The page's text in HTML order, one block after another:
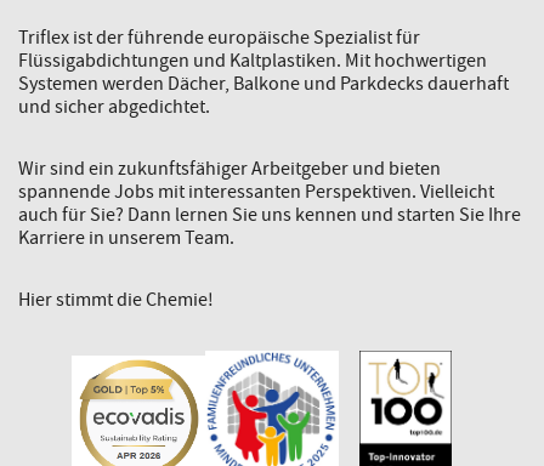
Triflex ist der führende europäische Spezialist für
Flüssigabdichtungen und Kaltplastiken. Mit hochwertigen
Systemen werden Dächer, Balkone und Parkdecks dauerhaft
und sicher abgedichtet.
Wir sind ein zukunftsfähiger Arbeitgeber und bieten
spannende Jobs mit interessanten Perspektiven. Vielleicht
auch für Sie? Dann lernen Sie uns kennen und starten Sie Ihre
Karriere in unserem Team.
Hier stimmt die Chemie!